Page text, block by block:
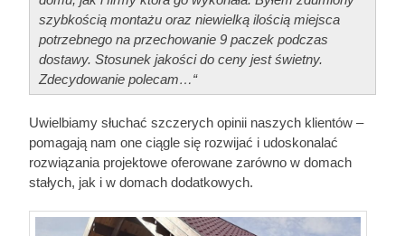
szybkością montażu oraz niewielką ilością miejsca
potrzebnego na przechowanie 9 paczek podczas
dostawy. Stosunek jakości do ceny jest świetny.
Zdecydowanie polecam…“
Uwielbiamy słuchać szczerych opinii naszych klientów –
pomagają nam one ciągle się rozwijać i udoskonalać
rozwiązania projektowe oferowane zarówno w domach
stałych, jak i w domach dodatkowych.